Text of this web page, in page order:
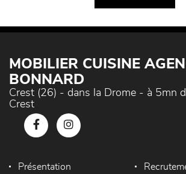
MOBILIER CUISINE
BONNARD
Crest (26) - dans la Drome - à 5mn
Crest
Présentation